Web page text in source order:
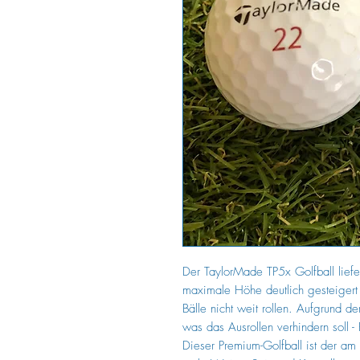
Der TaylorMade TP5x Golfball
maximale Höhe deutlich
Bälle nicht weit rollen. Aufgrund
was das Ausrollen verhindern soll
Dieser Premium-Golfball ist der